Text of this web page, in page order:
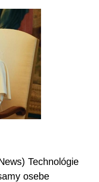
Technológie
osebe